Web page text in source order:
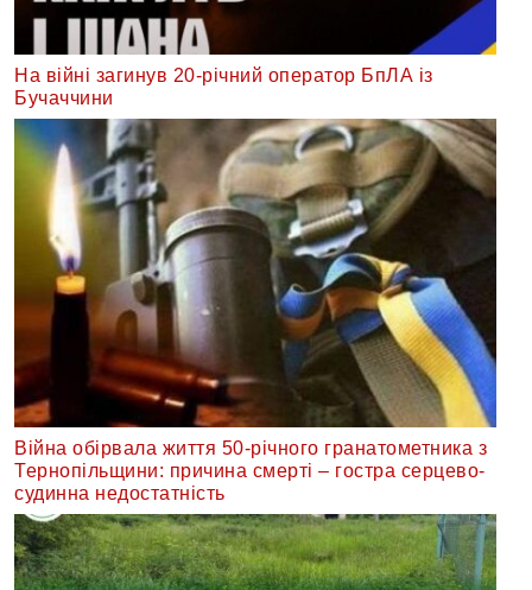
На війні загинув 20-річний оператор БпЛА із
Бучаччини
Війна обірвала життя 50-річного гранатометника з
Тернопільщини: причина смерті – гостра серцево-
судинна недостатність